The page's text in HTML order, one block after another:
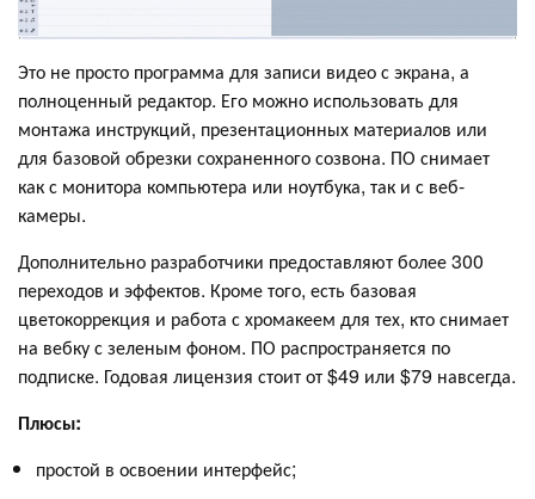
Это не просто программа для записи видео с экрана, а
полноценный редактор. Его можно использовать для
монтажа инструкций, презентационных материалов или
для базовой обрезки сохраненного созвона. ПО снимает
как с монитора компьютера или ноутбука, так и с веб-
камеры.
Дополнительно разработчики предоставляют более 300
переходов и эффектов. Кроме того, есть базовая
цветокоррекция и работа с хромакеем для тех, кто снимает
на вебку с зеленым фоном. ПО распространяется по
подписке. Годовая лицензия стоит от $49 или $79 навсегда.
Плюсы:
простой в освоении интерфейс;